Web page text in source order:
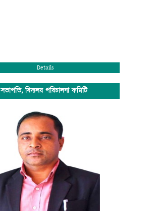
Details
সভাপতি, বিদ্যলয় পরিচালনা কমিটি